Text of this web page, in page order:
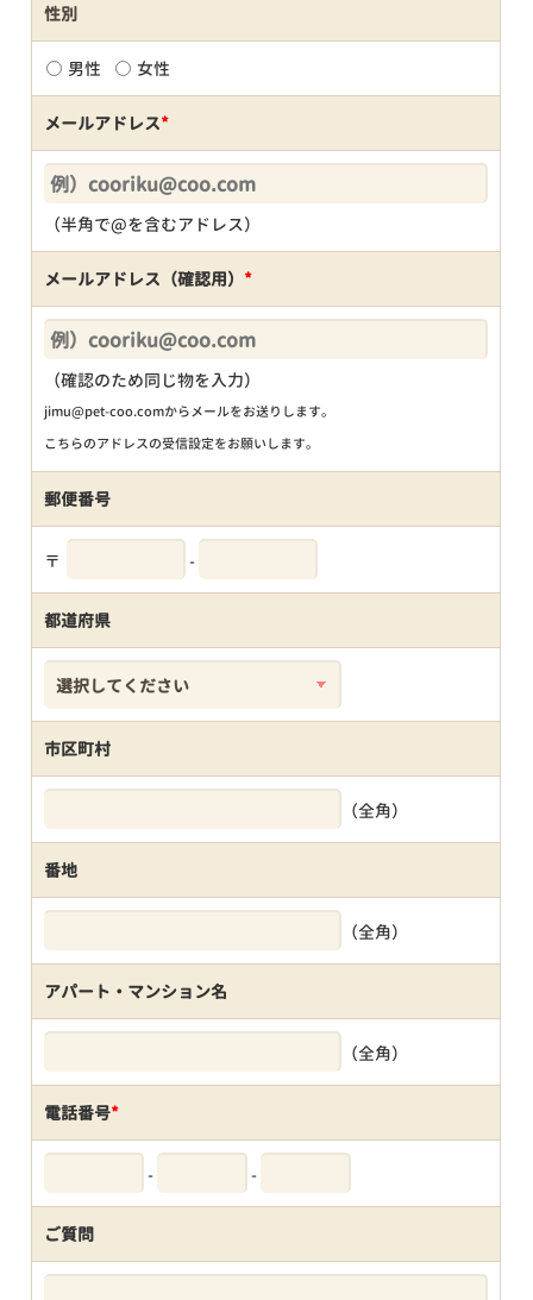
性別
男性 女性
メールアドレス*
（半角で@を含むアドレス）
メールアドレス（確認用） *
（確認のため同じ物を入力）
jimu@pet-coo.comからメールをお送りします。
こちらのアドレスの受信設定をお願いします。
郵便番号
〒 -
都道府県
市区町村
（全角）
番地
（全角）
アパート・マンション名
（全角）
電話番号*
- -
ご質問